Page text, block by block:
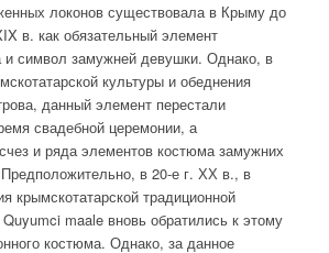
локонов существовала в Крыму до
в. как обязательный элемент
и символ замужней девушки. Однако, в
культуры и обеднения
данный элемент перестали
свадебной церемонии, а
и ряда элементов костюма замужних
в 20-е г. ХХ в., в
крымскотатарской традиционной
maale вновь обратились к этому
костюма. Однако, за данное